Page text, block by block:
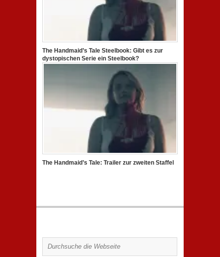
The Handmaid’s Tale Steelbook: Gibt es zur
dystopischen Serie ein Steelbook?
The Handmaid’s Tale: Trailer zur zweiten Staffel